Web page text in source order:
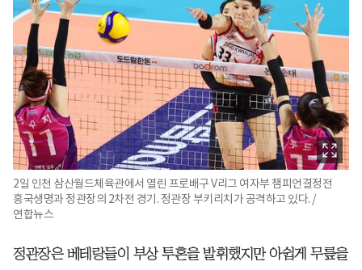
2일 인천 삼산월드체육관에서 열린 프로배구 V리그 여자부 챔피언결정전
흥국생명과 정관장의 2차전 경기. 정관장 부키리치가 공격하고 있다. /
연합뉴스
정관장은 베테랑들이 부상 투혼을 발휘했지만 아쉽게 무릎을